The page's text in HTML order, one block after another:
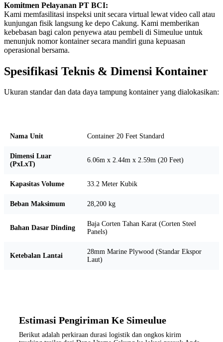
Komitmen Pelayanan PT BCI:
Kami memfasilitasi inspeksi unit secara virtual lewat video call atau
kunjungan fisik langsung ke depo Cakung. Kami memberikan
kebebasan bagi calon penyewa atau pembeli di Simeulue untuk
menunjuk nomor kontainer secara mandiri guna kepuasan
operasional bersama.
Spesifikasi Teknis & Dimensi Kontainer
Ukuran standar dan data daya tampung kontainer yang dialokasikan:
Nama Unit Container 20 Feet Standard
Dimensi Luar
(PxLxT)
6.06m x 2.44m x 2.59m (20 Feet)
Kapasitas Volume 33.2 Meter Kubik
Beban Maksimum 28,200 kg
Bahan Dasar Dinding
Baja Corten Tahan Karat (Corten Steel
Panels)
Ketebalan Lantai
28mm Marine Plywood (Standar Ekspor
Laut)
Estimasi Pengiriman Ke Simeulue
Berikut adalah perkiraan durasi logistik dan ongkos kirim